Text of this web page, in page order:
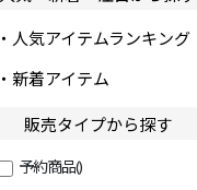
・人気アイテムランキング
・新着アイテム
販売タイプから探す
予約商品()